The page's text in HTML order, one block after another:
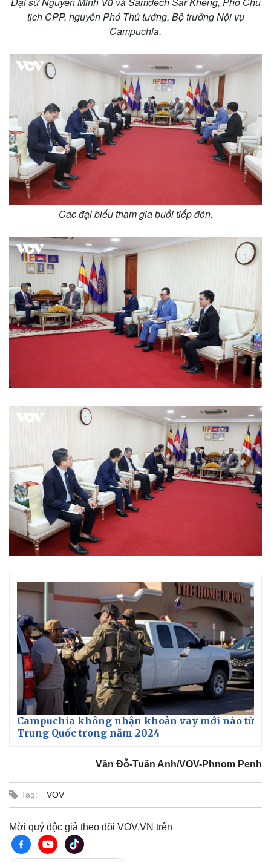
Pháp luật
Vụ án
Tin nóng
Tư vấn luật
Quân sự - Quốc phòng
Vũ khí
Việt Nam
tịch CPP, nguyên Phó Thủ tướng, Bộ trưởng Nội vụ
Campuchia.
Các đại biểu tham gia buổi tiếp đón.
Campuchia không nhận khoản vay mới nào từ
Trung Quốc trong năm 2024
Văn Đỗ-Tuấn Anh/VOV-Phnom Penh
Tag: VOV
Mời quý độc giả theo dõi VOV.VN trên